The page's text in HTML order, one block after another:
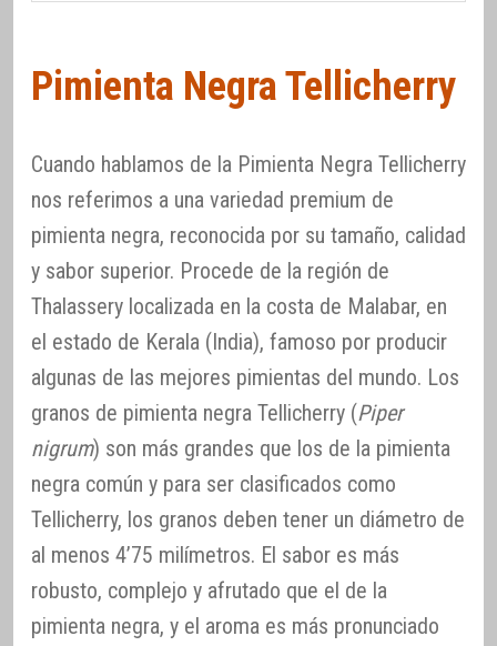
Pimienta Negra Tellicherry
Cuando hablamos de la Pimienta Negra Tellicherry
nos referimos a una variedad premium de
pimienta negra, reconocida por su tamaño, calidad
y sabor superior. Procede de la región de
Thalassery localizada en la costa de Malabar, en
el estado de Kerala (India), famoso por producir
algunas de las mejores pimientas del mundo. Los
granos de pimienta negra Tellicherry (Piper
nigrum) son más grandes que los de la pimienta
negra común y para ser clasificados como
Tellicherry, los granos deben tener un diámetro de
al menos 4’75 milímetros. El sabor es más
robusto, complejo y afrutado que el de la
pimienta negra, y el aroma es más pronunciado